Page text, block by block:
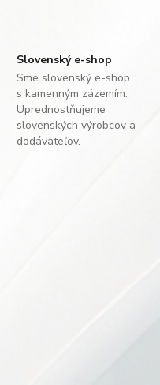
Slovenský e-shop
Sme slovenský e-shop
s kamenným zázemím.
Uprednostňujeme
slovenských výrobcov a
dodávateľov.